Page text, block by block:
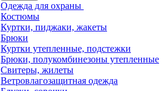
Одежда для охраны
Костюмы
Куртки, пиджаки, жакеты
Брюки
Куртки утепленные, подстежки
Брюки, полукомбинезоны утепленные
Свитеры, жилеты
Ветровлагозащитная одежда